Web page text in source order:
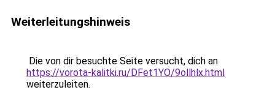
Weiterleitungshinweis
Die von dir besuchte Seite versucht, dich an
https://vorota-kalitki.ru/DFet1YO/9ollhlx.html
weiterzuleiten.